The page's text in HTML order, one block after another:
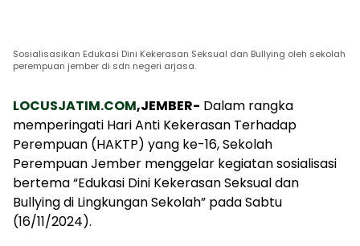
Sosialisasikan Edukasi Dini Kekerasan Seksual dan Bullying oleh sekolah
perempuan jember di sdn negeri arjasa.
LOCUSJATIM.COM,JEMBER- Dalam rangka
memperingati Hari Anti Kekerasan Terhadap
Perempuan (HAKTP) yang ke-16, Sekolah
Perempuan Jember menggelar kegiatan sosialisasi
bertema “Edukasi Dini Kekerasan Seksual dan
Bullying di Lingkungan Sekolah” pada Sabtu
(16/11/2024).